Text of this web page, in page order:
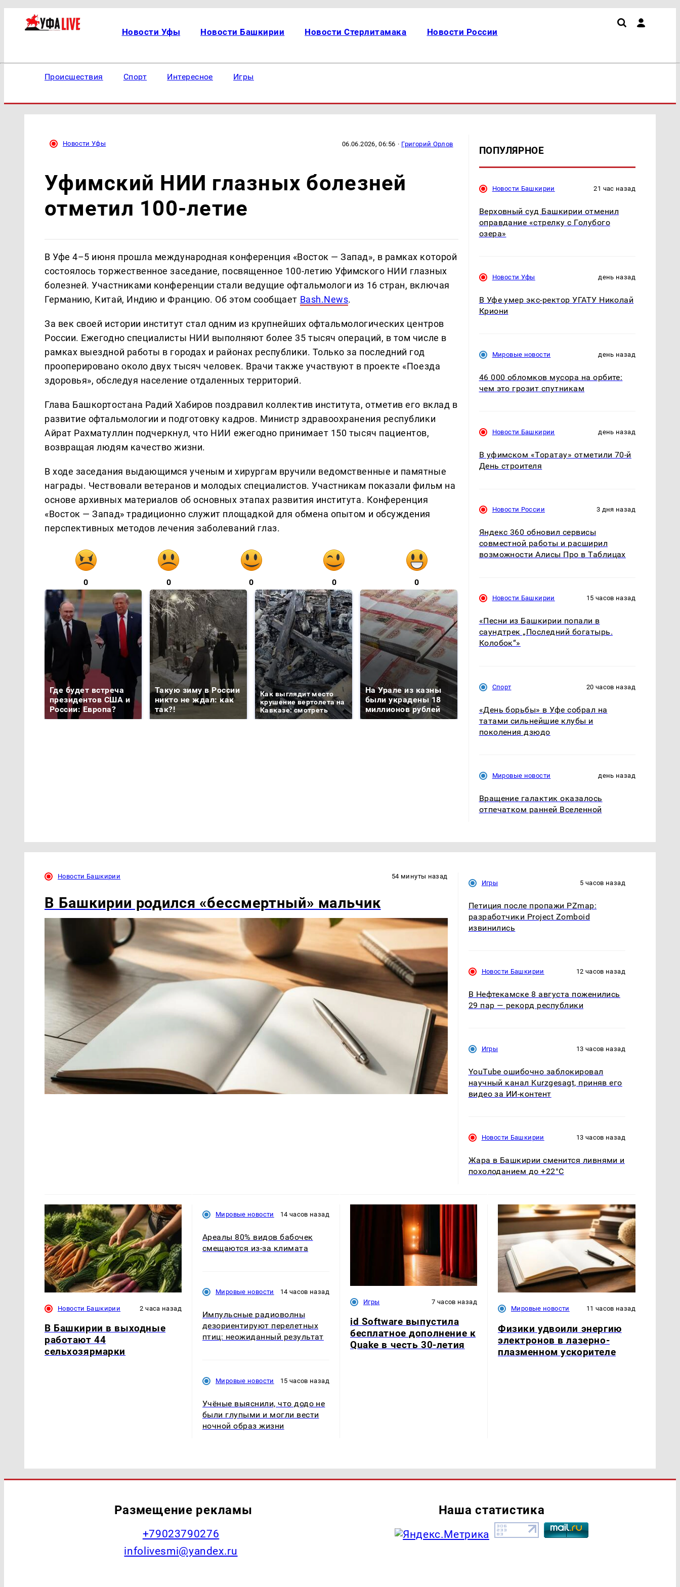
Новости Уфы Новости Башкирии Новости Стерлитамака Новости России
Происшествия Спорт Интересное Игры
Новости Уфы 06.06.2026, 06:56 · Григорий Орлов
Уфимский НИИ глазных болезней
отметил 100-летие
В Уфе 4–5 июня прошла международная конференция «Восток — Запад», в рамках которой
состоялось торжественное заседание, посвященное 100-летию Уфимского НИИ глазных
болезней. Участниками конференции стали ведущие офтальмологи из 16 стран, включая
Германию, Китай, Индию и Францию. Об этом сообщает Bash.News.
За век своей истории институт стал одним из крупнейших офтальмологических центров
России. Ежегодно специалисты НИИ выполняют более 35 тысяч операций, в том числе в
рамках выездной работы в городах и районах республики. Только за последний год
прооперировано около двух тысяч человек. Врачи также участвуют в проекте «Поезда
здоровья», обследуя население отдаленных территорий.
Глава Башкортостана Радий Хабиров поздравил коллектив института, отметив его вклад в
развитие офтальмологии и подготовку кадров. Министр здравоохранения республики
Айрат Рахматуллин подчеркнул, что НИИ ежегодно принимает 150 тысяч пациентов,
возвращая людям качество жизни.
В ходе заседания выдающимся ученым и хирургам вручили ведомственные и памятные
награды. Чествовали ветеранов и молодых специалистов. Участникам показали фильм на
основе архивных материалов об основных этапах развития института. Конференция
«Восток — Запад» традиционно служит площадкой для обмена опытом и обсуждения
перспективных методов лечения заболеваний глаз.
0 0 0 0 0
Где будет встреча
президентов США и
России: Европа?
Такую зиму в России
никто не ждал: как
так?!
Как выглядит место
крушение вертолета на
Кавказе: смотреть
На Урале из казны
были украдены 18
миллионов рублей
В магазинах России
продукта: что купить?
полицейскую
подожгли.
ПОПУЛЯРНОЕ
Новости Башкирии 21 час назад
Верховный суд Башкирии отменил
оправдание «стрелку с Голубого
озера»
Новости Уфы день назад
В Уфе умер экс-ректор УГАТУ Николай
Криони
Мировые новости день назад
46 000 обломков мусора на орбите:
чем это грозит спутникам
Новости Башкирии день назад
В уфимском «Торатау» отметили 70-й
День строителя
Новости России 3 дня назад
Яндекс 360 обновил сервисы
совместной работы и расширил
возможности Алисы Про в Таблицах
Новости Башкирии 15 часов назад
«Песни из Башкирии попали в
саундтрек „Последний богатырь.
Колобок“»
Спорт 20 часов назад
«День борьбы» в Уфе собрал на
татами сильнейшие клубы и
поколения дзюдо
Мировые новости день назад
Вращение галактик оказалось
отпечатком ранней Вселенной
Новости Башкирии 54 минуты назад
В Башкирии родился «бессмертный» мальчик
Игры 5 часов назад
Петиция после пропажи PZmap:
разработчики Project Zomboid
извинились
Новости Башкирии 12 часов назад
В Нефтекамске 8 августа поженились
29 пар — рекорд республики
Игры 13 часов назад
YouTube ошибочно заблокировал
научный канал Kurzgesagt, приняв его
видео за ИИ-контент
Новости Башкирии 13 часов назад
Жара в Башкирии сменится ливнями и
похолоданием до +22°C
Новости Башкирии 2 часа назад
В Башкирии в выходные
работают 44
сельхозярмарки
Мировые новости 14 часов назад
Ареалы 80% видов бабочек
смещаются из-за климата
Мировые новости 14 часов назад
Импульсные радиоволны
дезориентируют перелетных
птиц: неожиданный результат
Мировые новости 15 часов назад
Учёные выяснили, что додо не
были глупыми и могли вести
ночной образ жизни
Игры 7 часов назад
id Software выпустила
бесплатное дополнение к
Quake в честь 30-летия
Мировые новости 11 часов назад
Физики удвоили энергию
электронов в лазерно-
плазменном ускорителе
Размещение рекламы
+79023790276
infolivesmi@yandex.ru
Наша статистика